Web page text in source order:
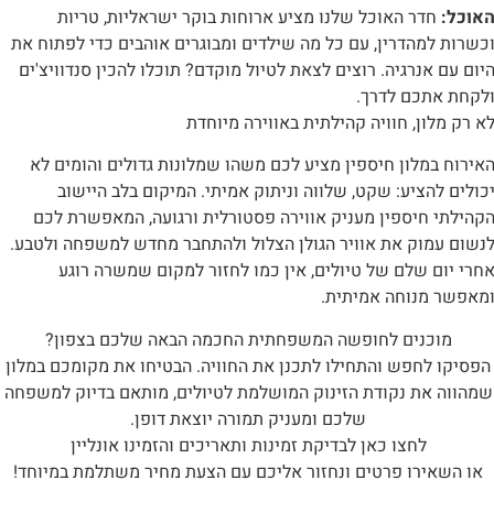
האוכל: חדר האוכל שלנו מציע ארוחות בוקר ישראליות, טריות
וכשרות למהדרין, עם כל מה שילדים ומבוגרים אוהבים כדי לפתוח את
היום עם אנרגיה. רוצים לצאת לטיול מוקדם? תוכלו להכין סנדוויצ'ים
ולקחת אתכם לדרך.
לא רק מלון, חוויה קהילתית באווירה מיוחדת
האירוח במלון חיספין מציע לכם משהו שמלונות גדולים והומים לא
יכולים להציע: שקט, שלווה וניתוק אמיתי. המיקום בלב היישוב
הקהילתי חיספין מעניק אווירה פסטורלית ורגועה, המאפשרת לכם
לנשום עמוק את אוויר הגולן הצלול ולהתחבר מחדש למשפחה ולטבע.
אחרי יום שלם של טיולים, אין כמו לחזור למקום שמשרה רוגע
ומאפשר מנוחה אמיתית.
מוכנים לחופשה המשפחתית החכמה הבאה שלכם בצפון?
הפסיקו לחפש והתחילו לתכנן את החוויה. הבטיחו את מקומכם במלון
שמהווה את נקודת הזינוק המושלמת לטיולים, מותאם בדיוק למשפחה
שלכם ומעניק תמורה יוצאת דופן.
לחצו כאן לבדיקת זמינות ותאריכים והזמינו אונליין
או השאירו פרטים ונחזור אליכם עם הצעת מחיר משתלמת במיוחד!